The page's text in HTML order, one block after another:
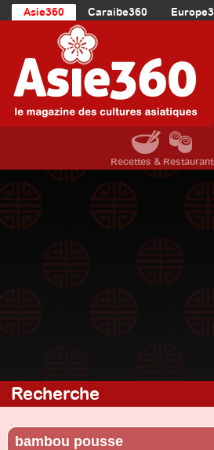
Asie360 Caraibe360
Recettes &
Recherche
bambou pousse